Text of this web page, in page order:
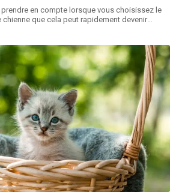
en compte lorsque vous choisissez le
que cela peut rapidement devenir…